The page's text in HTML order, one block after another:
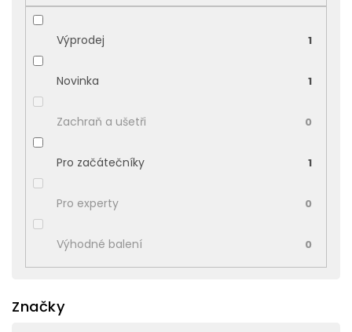
ů
Výprodej 1
Novinka 1
Zachraň a ušetři 0
Pro začátečníky 1
Pro experty 0
Výhodné balení 0
Značky